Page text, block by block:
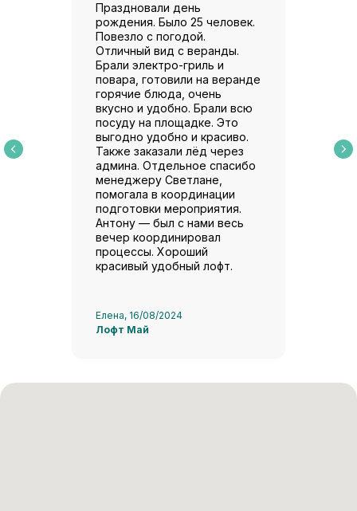
Праздновали день
рождения. Было 25 человек.
Повезло с погодой.
Отличный вид с веранды.
Брали электро-гриль и
повара, готовили на веранде
горячие блюда, очень
вкусно и удобно. Брали всю
посуду на площадке. Это
выгодно удобно и красиво.
Также заказали лёд через
админа. Отдельное спасибо
менеджеру Светлане,
помогала в координации
подготовки мероприятия.
Антону — был с нами весь
вечер координировал
процессы. Хороший
красивый удобный лофт.
Елена, 16/08/2024
Лофт Май